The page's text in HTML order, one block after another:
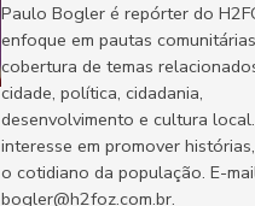
Paulo Bogler é repórter do
enfoque em pautas
cobertura de temas
cidade, política, cidadania,
desenvolvimento e cultura
interesse em promover
o cotidiano da população. E-
bogler@h2foz.com.br.